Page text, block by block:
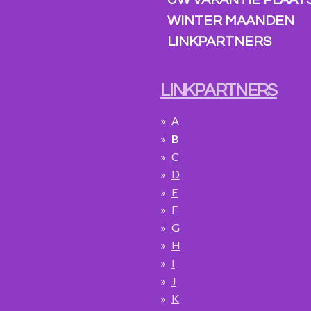
WINTER MAANDEN
LINKPARTNERS
LINKPARTNERS
A
B
C
D
E
F
G
H
I
J
K